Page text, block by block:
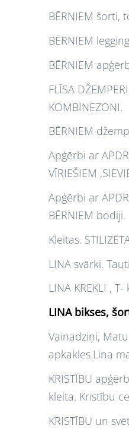
BĒRNIEM šorti,
BĒRNIEM
BĒRNIEM
FLĪSA
KOMBINEZONI.
BĒRNIEM
Apģērbi ar
VĪRIEŠIEM
Apģērbi ar
BĒRNIEM bodiji.
Kleitas.
LINA svārki.
LINA KREKLI ,
LINA bikses,
Vainadziņi,
apkakles.Lina
KRISTĪBU
kleita. Kristību
KRISTĪBU un